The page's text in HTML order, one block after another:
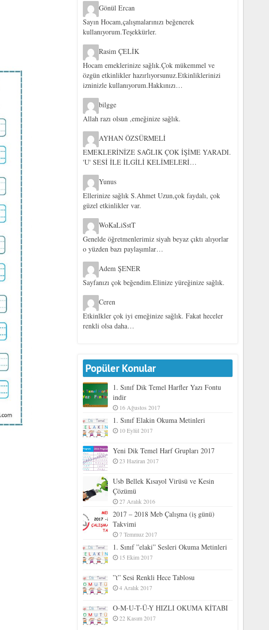
Gönül Ercan
Sayın Hocam,çalışmalarınızı beğenerek
kullanıyorum.Teşekkürler.
Rasim ÇELİK
Hocam emeklerinize sağlık.Çok mükemmel ve
özgün etkinlikler hazırlıyorsunuz.Etkinliklerinizi
izninizle kullanıyorum.Hakkınızı…
bilgge
Allah razı olsun ,emeğinize sağlık.
AYHAN ÖZSÜRMELİ
EMEKLERİNİZE SAĞLIK ÇOK İŞİME YARADI.
'U' SESİ İLE İLGİLİ KELİMELERİ…
Yunus
Ellerinize sağlık S.Ahmet Uzun,çok faydalı, çok
güzel etkinlikler var.
WoKaLiSstT
Genelde öğretmenlerimiz siyah beyaz çıktı alıyorlar
o yüzden bazı paylaşımlar…
Adem ŞENER
Sayfanızı çok beğendim.Elinize yüreğinize sağlık.
Ceren
Etkinlkler çok iyi emeğinize sağlık. Fakat heceler
renkli olsa daha…
Popüler Konular
1. Sınıf Dik Temel Harfler Yazı Fontu
indir
16 Ağustos 2017
1. Sınıf Elakin Okuma Metinleri
10 Eylül 2017
Yeni Dik Temel Harf Grupları 2017
23 Haziran 2017
Usb Bellek Kısayol Virüsü ve Kesin
Çözümü
27 Aralık 2016
2017 – 2018 Meb Çalışma (iş günü)
Takvimi
7 Temmuz 2017
1. Sınıf ”elaki” Sesleri Okuma Metinleri
15 Ekim 2017
”t” Sesi Renkli Hece Tablosu
4 Aralık 2017
O-M-U-T-Ü-Y HIZLI OKUMA KİTABI
22 Kasım 2017